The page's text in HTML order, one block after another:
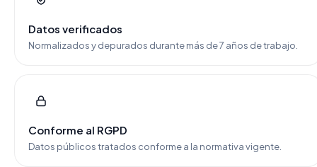
Datos verificados
Normalizados y depurados durante más de 7 años de trabajo.
Conforme al RGPD
Datos públicos tratados conforme a la normativa vigente.